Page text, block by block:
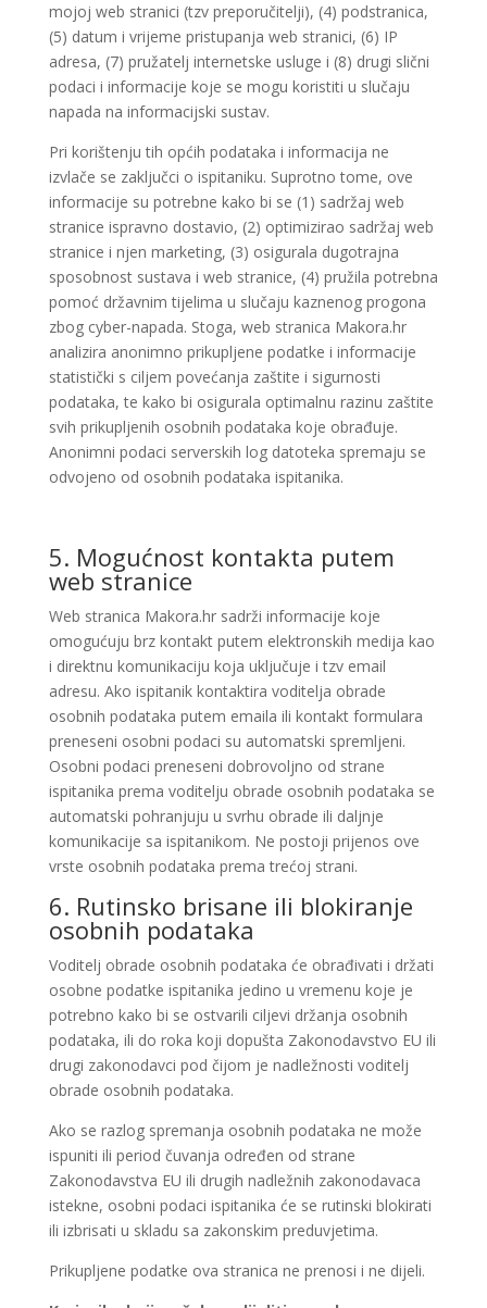
mojoj web stranici (tzv preporučitelji), (4) podstranica,
(5) datum i vrijeme pristupanja web stranici, (6) IP
adresa, (7) pružatelj internetske usluge i (8) drugi slični
podaci i informacije koje se mogu koristiti u slučaju
napada na informacijski sustav.
Pri korištenju tih općih podataka i informacija ne
izvlače se zaključci o ispitaniku. Suprotno tome, ove
informacije su potrebne kako bi se (1) sadržaj web
stranice ispravno dostavio, (2) optimizirao sadržaj web
stranice i njen marketing, (3) osigurala dugotrajna
sposobnost sustava i web stranice, (4) pružila potrebna
pomoć državnim tijelima u slučaju kaznenog progona
zbog cyber-napada. Stoga, web stranica Makora.hr
analizira anonimno prikupljene podatke i informacije
statistički s ciljem povećanja zaštite i sigurnosti
podataka, te kako bi osigurala optimalnu razinu zaštite
svih prikupljenih osobnih podataka koje obrađuje.
Anonimni podaci serverskih log datoteka spremaju se
odvojeno od osobnih podataka ispitanika.
5. Mogućnost kontakta putem
web stranice
Web stranica Makora.hr sadrži informacije koje
omogućuju brz kontakt putem elektronskih medija kao
i direktnu komunikaciju koja uključuje i tzv email
adresu. Ako ispitanik kontaktira voditelja obrade
osobnih podataka putem emaila ili kontakt formulara
preneseni osobni podaci su automatski spremljeni.
Osobni podaci preneseni dobrovoljno od strane
ispitanika prema voditelju obrade osobnih podataka se
automatski pohranjuju u svrhu obrade ili daljnje
komunikacije sa ispitanikom. Ne postoji prijenos ove
vrste osobnih podataka prema trećoj strani.
6. Rutinsko brisane ili blokiranje
osobnih podataka
Voditelj obrade osobnih podataka će obrađivati i držati
osobne podatke ispitanika jedino u vremenu koje je
potrebno kako bi se ostvarili ciljevi držanja osobnih
podataka, ili do roka koji dopušta Zakonodavstvo EU ili
drugi zakonodavci pod čijom je nadležnosti voditelj
obrade osobnih podataka.
Ako se razlog spremanja osobnih podataka ne može
ispuniti ili period čuvanja određen od strane
Zakonodavstva EU ili drugih nadležnih zakonodavaca
istekne, osobni podaci ispitanika će se rutinski blokirati
ili izbrisati u skladu sa zakonskim preduvjetima.
Prikupljene podatke ova stranica ne prenosi i ne dijeli.